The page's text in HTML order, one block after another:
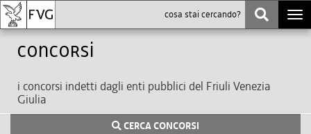
Concorsi
i concorsi indetti dagli enti pubblici del Friuli Venezia
Giulia
CERCA CONCORSI